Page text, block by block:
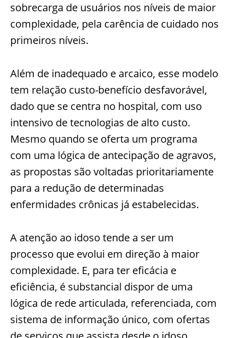
sobrecarga de usuários nos níveis de maior
complexidade, pela carência de cuidado nos
primeiros níveis.
Além de inadequado e arcaico, esse modelo
tem relação custo-benefício desfavorável,
dado que se centra no hospital, com uso
intensivo de tecnologias de alto custo.
Mesmo quando se oferta um programa
com uma lógica de antecipação de agravos,
as propostas são voltadas prioritariamente
para a redução de determinadas
enfermidades crônicas já estabelecidas.
A atenção ao idoso tende a ser um
processo que evolui em direção à maior
complexidade. E, para ter eficácia e
eficiência, é substancial dispor de uma
lógica de rede articulada, referenciada, com
sistema de informação único, com ofertas